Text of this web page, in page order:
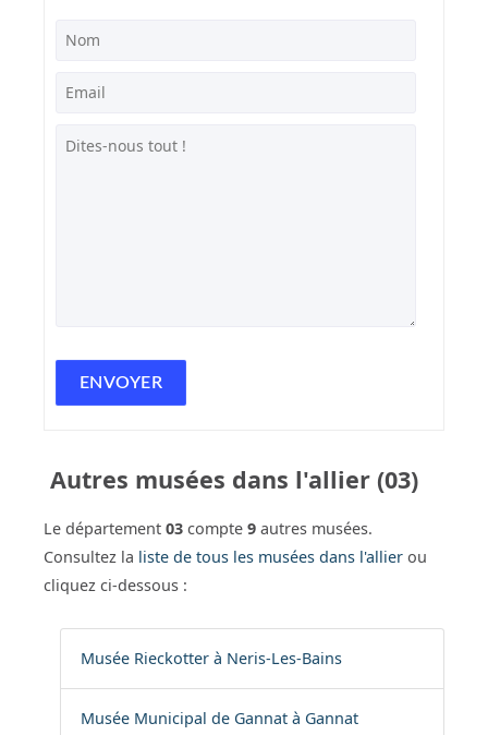
Autres musées dans l'allier (03)
Le département 03 compte 9 autres musées.
Consultez la liste de tous les musées dans l'allier ou
cliquez ci-dessous :
Musée Rieckotter à Neris-Les-Bains
Musée Municipal de Gannat à Gannat